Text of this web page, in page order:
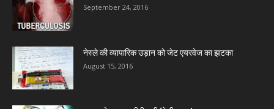
Admac Group Companies
Deep Shree Pharmaceuticals
Zumentes Healthcare
September 24, 2016
नेस्ले की व्यापारिक उड़ान को जेट एयरवेज का झटका
August 15, 2016